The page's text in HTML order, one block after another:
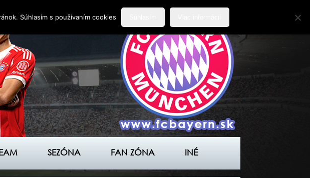
SEZÓNA FAN ZÓNA INÉ
Súhlasím s používaním cookies